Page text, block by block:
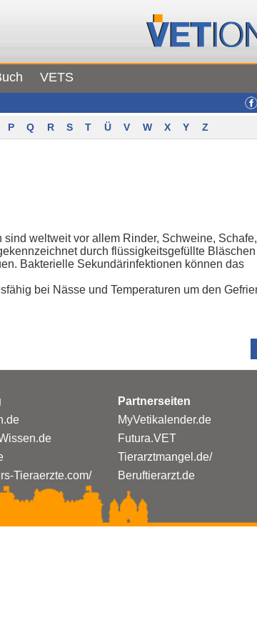
VETS
P Q R S T Ü V W X Y Z
weltweit vor allem Rinder, Schweine,
durch flüssigkeitsgefüllte
Bakterielle Sekundärinfektionen können das
bei Nässe und Temperaturen um den
Tieraerzte.com/
Partnerseiten
MyVetikalender.de
Futura.VET
Tierarztmangel.de/
Beruftierarzt.de